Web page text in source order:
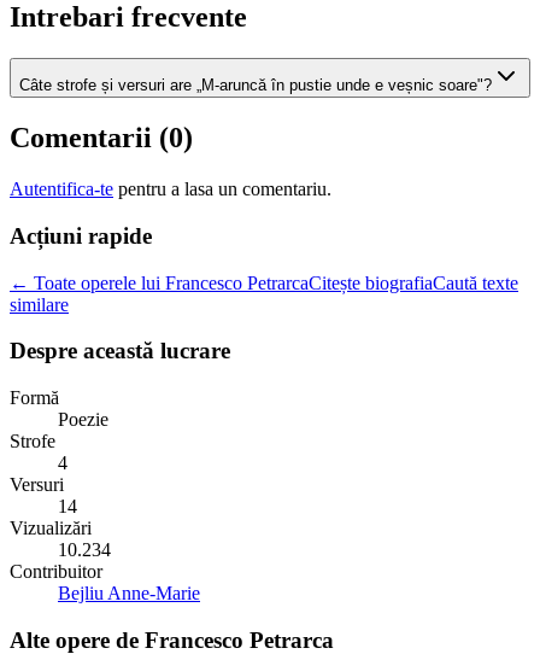
Intrebari frecvente
Câte strofe și versuri are „M-aruncă în pustie unde e veșnic soare"?
Comentarii (0)
Autentifica-te pentru a lasa un comentariu.
Acțiuni rapide
← Toate operele lui Francesco PetrarcaCitește biografiaCaută texte
similare
Despre această lucrare
Formă
Poezie
Strofe
4
Versuri
14
Vizualizări
10.234
Contribuitor
Bejliu Anne-Marie
Alte opere de Francesco Petrarca